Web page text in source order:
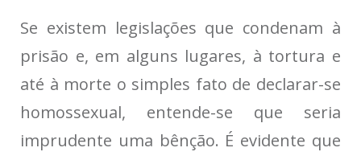
Se existem legislações que condenam à
prisão e, em alguns lugares, à tortura e
até à morte o simples fato de declarar-se
homossexual, entende-se que seria
imprudente uma bênção. É evidente que